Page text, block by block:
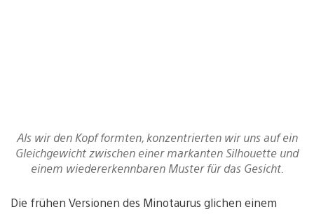
Als wir den Kopf formten, konzentrierten wir uns auf ein
Gleichgewicht zwischen einer markanten Silhouette und
einem wiedererkennbaren Muster für das Gesicht.
Die frühen Versionen des Minotaurus glichen einem